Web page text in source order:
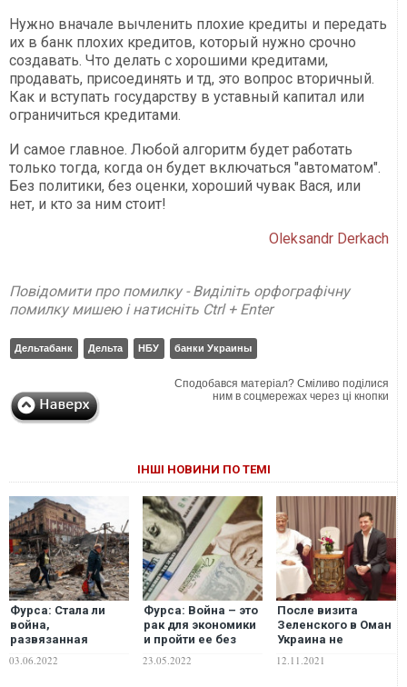
Нужно вначале вычленить плохие кредиты и передать
их в банк плохих кредитов, который нужно срочно
создавать. Что делать с хорошими кредитами,
продавать, присоединять и тд, это вопрос вторичный.
Как и вступать государству в уставный капитал или
ограничиться кредитами.
И самое главное. Любой алгоритм будет работать
только тогда, когда он будет включаться "автоматом".
Без политики, без оценки, хороший чувак Вася, или
нет, и кто за ним стоит!
Oleksandr Derkach
Повідомити про помилку - Виділіть орфографічну
помилку мишею і натисніть Ctrl + Enter
Дельтабанк Дельта НБУ банки Украины
Сподобався матеріал? Сміливо поділися
ним в соцмережах через ці кнопки
ІНШІ НОВИНИ ПО ТЕМІ
Фурса: Стала ли
война,
развязанная
черным лебедем
03.06.2022
Фурса: Война – это
рак для экономики
и пройти ее без
невозможно. Все
23.05.2022
После визита
Зеленского в Оман
Украина не
инвестиций – НБУ
12.11.2021